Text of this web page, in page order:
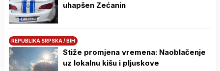
uhapšen Zećanin
REPUBLIKA SRPSKA / BIH
Stiže promjena vremena: Naoblačenje
uz lokalnu kišu i pljuskove